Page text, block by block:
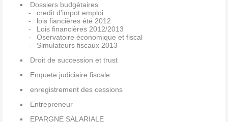
Dossiers budgétaires
credit d'impot emploi
lois fiancières été 2012
Lois financières 2012/2013
Oservatoire économique et fiscal
Simulateurs fiscaux 2013
Droit de succession et trust
Enquete judiciaire fiscale
enregistrement des cessions
Entrepreneur
EPARGNE SALARIALE